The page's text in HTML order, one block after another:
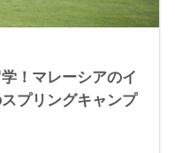
！マレーシアのイ
プリングキャンプ